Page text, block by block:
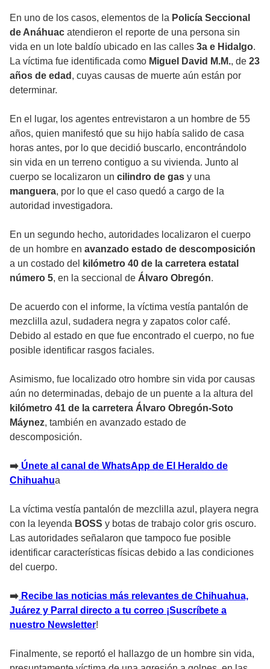
En uno de los casos, elementos de la Policía Seccional
de Anáhuac atendieron el reporte de una persona sin
vida en un lote baldío ubicado en las calles 3a e Hidalgo.
La víctima fue identificada como Miguel David M.M., de 23
años de edad , cuyas causas de muerte aún están por
determinar.
En el lugar, los agentes entrevistaron a un hombre de 55
años, quien manifestó que su hijo había salido de casa
horas antes, por lo que decidió buscarlo, encontrándolo
sin vida en un terreno contiguo a su vivienda. Junto al
cuerpo se localizaron un cilindro de gas y una
manguera, por lo que el caso quedó a cargo de la
autoridad investigadora.
En un segundo hecho, autoridades localizaron el cuerpo
de un hombre en avanzado estado de descomposición
a un costado del
kilómetro 40 de la carretera estatal
número 5, en la seccional de Álvaro Obregón.
De acuerdo con el informe, la víctima vestía pantalón de
mezclilla azul, sudadera negra y zapatos color café.
Debido al estado en que fue encontrado el cuerpo, no fue
posible identificar rasgos faciales.
Asimismo, fue localizado otro hombre sin vida por causas
aún no determinadas, debajo de un puente a la altura del
kilómetro 41 de la carretera Álvaro Obregón-Soto
Máynez, también en avanzado estado de
descomposición.
➡️ Únete al canal de WhatsApp de El Heraldo de
Chihuahua
La víctima vestía pantalón de mezclilla azul, playera negra
con la leyenda BOSS y botas de trabajo color gris oscuro.
Las autoridades señalaron que tampoco fue posible
identificar características físicas debido a las condiciones
del cuerpo.
➡️ Recibe las noticias más relevantes de Chihuahua,
Juárez y Parral directo a tu correo ¡Suscríbete a
nuestro Newsletter!
Finalmente, se reportó el hallazgo de un hombre sin vida,